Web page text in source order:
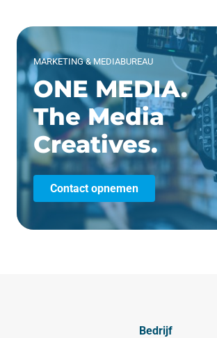
MARKETING & MEDIABUREAU
ONE MEDIA.
The Media
Creatives.
Contact opnemen
Bedrijf